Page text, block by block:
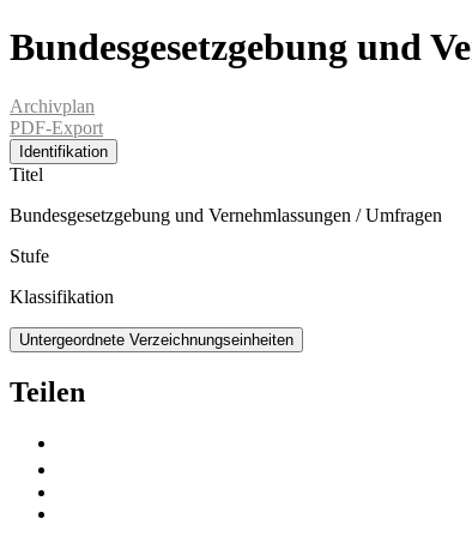
Bundesgesetzgebung und
Archivplan
PDF-Export
Identifikation
Titel
Bundesgesetzgebung und Vernehmlassungen / Umfragen
Stufe
Klassifikation
Untergeordnete Verzeichnungseinheiten
Teilen